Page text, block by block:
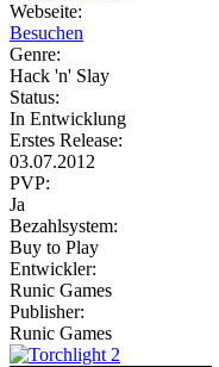
Webseite:
Besuchen
Genre:
Hack 'n' Slay
Status:
In Entwicklung
Erstes Release:
03.07.2012
PVP:
Ja
Bezahlsystem:
Buy to Play
Entwickler:
Runic Games
Publisher:
Runic Games